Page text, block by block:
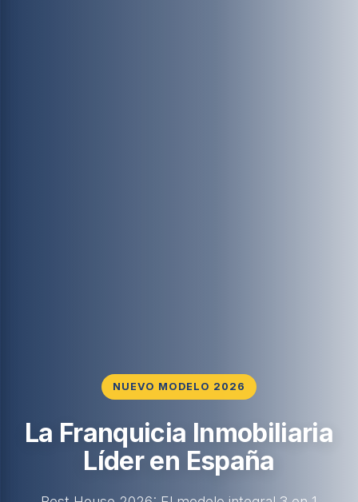
NUEVO MODELO 2026
La Franquicia Inmobiliaria
Líder en España